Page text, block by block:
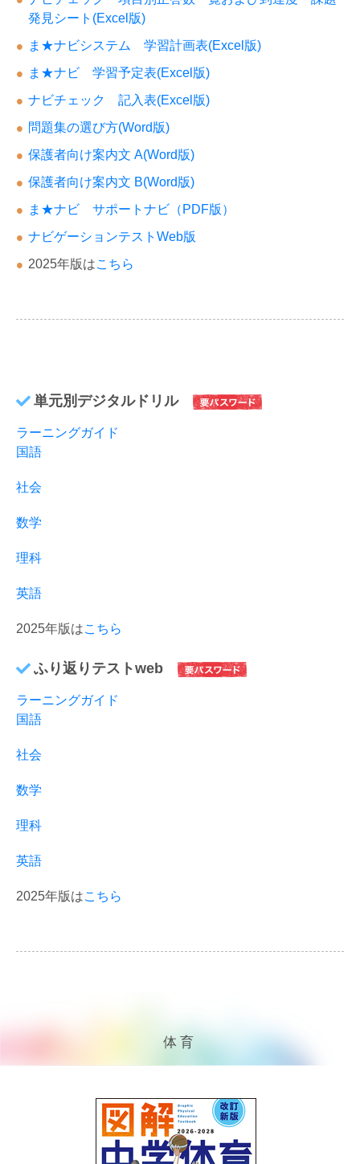
発見シート(Excel版)
ま★ナビシステム 学習計画表(Excel版)
ま★ナビ 学習予定表(Excel版)
ナビチェック 記入表(Excel版)
問題集の選び方(Word版)
保護者向け案内文 A(Word版)
保護者向け案内文 B(Word版)
ま★ナビ サポートナビ（PDF版）
ナビゲーションテストWeb版
2025年版はこちら
単元別デジタルドリル
ラーニングガイド
国語
社会
数学
理科
英語
2025年版はこちら
ふり返りテストweb
ラーニングガイド
国語
社会
数学
理科
英語
2025年版はこちら
体育